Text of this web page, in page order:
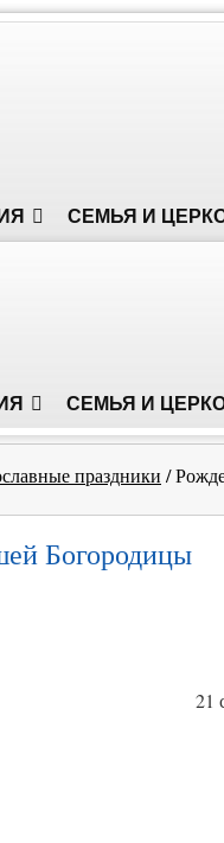
СЕМЬЯ И
СЕМЬЯ И
праздники /
Богородицы
21